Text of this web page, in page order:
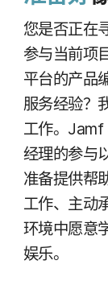
您​是否​正​在​
参与​当前​项
平台​的​产品​
服务​经验？​
工作。 Jamf
经理​的​参与​
准备​提供​帮
工作、​主动​
环境​中​愿意​
娱乐。